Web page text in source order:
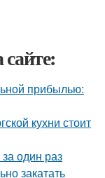
прибылью:
кухни стоит
один раз
закатать